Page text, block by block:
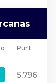
Punt.
5.796